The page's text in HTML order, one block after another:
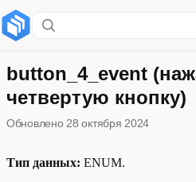
Устройства с этой функцией
Примеры голосовых команд
Пример описания состояния
button_4_event
четвертую кнопку)
Обновлено 28 октября 2024
Тип данных: ENUM.